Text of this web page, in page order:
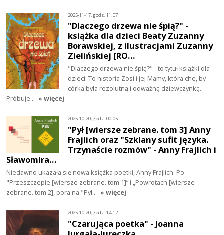
2025-11-17, godz. 11:07
"Dlaczego drzewa nie śpią?" -
książka dla dzieci Beaty Zuzanny
Borawskiej, z ilustracjami Zuzanny
Zielińskiej [RO…
"Dlaczego drzewa nie śpią?" - to tytuł książki dla
dzieci. To historia Zosi i jej Mamy, która che, by
córka była rezolutną i odważną dziewczynką.
Próbuje… » więcej
2025-10-20, godz. 00:05
"Pył [wiersze zebrane. tom 3] Anny
Frajlich oraz "Szklany sufit języka.
Trzynaście rozmów" - Anny Frajlich i
Sławomira…
Niedawno ukazała się nowa książka poetki, Anny Frajlich. Po
"Przeszczepie [wiersze zebrane. tom 1]” i „Powrotach [wiersze
zebrane. tom 2], pora na "Pył… » więcej
2025-10-20, godz. 14:12
"Czarująca poetka" - Joanna